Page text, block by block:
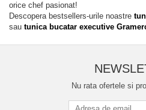
orice chef pasionat!
Descopera bestsellers-urile noastre
sau tunica bucatar executive
Nu rata ofertele si